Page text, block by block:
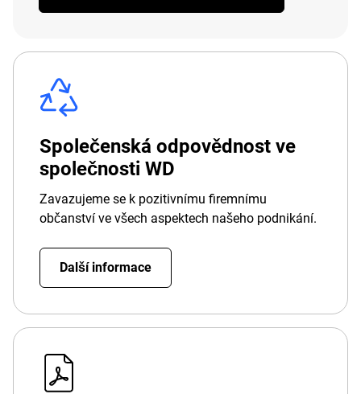
Společenská odpovědnost ve
společnosti WD
Zavazujeme se k pozitivnímu firemnímu
občanství ve všech aspektech našeho podnikání.
Další informace